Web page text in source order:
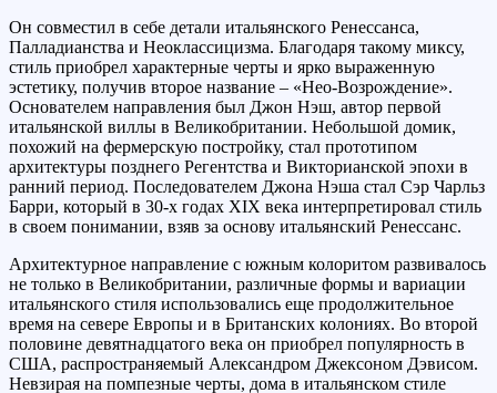
Он совместил в себе детали итальянского Ренессанса,
Палладианства и Неоклассицизма. Благодаря такому миксу,
стиль приобрел характерные черты и ярко выраженную
эстетику, получив второе название – «Нео-Возрождение».
Основателем направления был Джон Нэш, автор первой
итальянской виллы в Великобритании. Небольшой домик,
похожий на фермерскую постройку, стал прототипом
архитектуры позднего Регентства и Викторианской эпохи в
ранний период. Последователем Джона Нэша стал Сэр Чарльз
Барри, который в 30-х годах XIX века интерпретировал стиль
в своем понимании, взяв за основу итальянский Ренессанс.
Архитектурное направление с южным колоритом развивалось
не только в Великобритании, различные формы и вариации
итальянского стиля использовались еще продолжительное
время на севере Европы и в Британских колониях. Во второй
половине девятнадцатого века он приобрел популярность в
США, распространяемый Александром Джексоном Дэвисом.
Невзирая на помпезные черты, дома в итальянском стиле